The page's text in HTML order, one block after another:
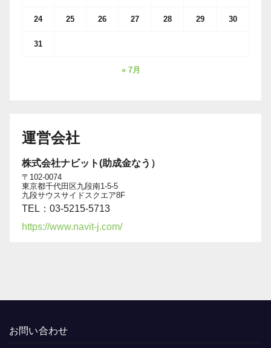
24 25 26 27 28 29 30
31
« 7月
運営会社
株式会社ナビット(助成金なう）
〒102-0074
東京都千代田区九段南1-5-5
九段サウスサイドスクエア8F
TEL：03-5215-5713
https://www.navit-j.com/
お問い合わせ